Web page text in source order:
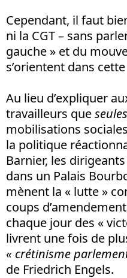
Cependant, il faut
ni la CGT – sans
gauche » et du
s’orientent dans
Au lieu d’expliquer
travailleurs queseules
mobilisations
la politique
Barnier, les
dans un Palais
mènent la « lutte »
coups
chaque jour des «
livrent une fois de
« crétinisme
de Friedrich Engels.